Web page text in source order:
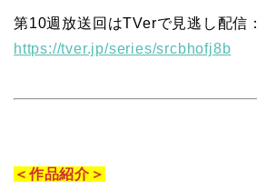
第10週放送回はTVerで⾒逃し配信：
https://tver.jp/series/srcbhofj8b
＜作品紹介＞